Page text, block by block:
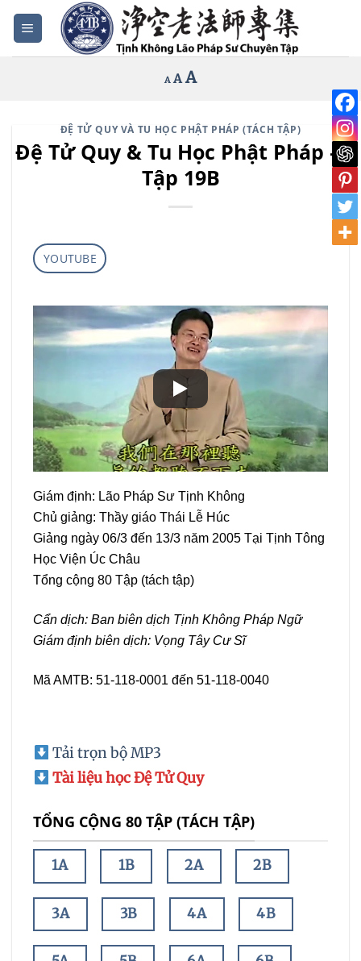
Bỏ
qua
nội
A Decrease
size.
A Reset
size.
A
size.
ĐỆ TỬ QUY VÀ TU HỌC PHẬT PHÁP (TÁCH TẬP)
Đệ Tử Quy & Tu Học Phật Pháp –
Tập 19B
YOUTUBE
Giám định: Lão Pháp Sư Tịnh Không
Chủ giảng: Thầy giáo Thái Lễ Húc
Giảng ngày 06/3 đến 13/3 năm 2005 Tại Tịnh Tông
Học Viện Úc Châu
Tổng cộng 80 Tập (tách tập)
Cẩn dịch: Ban biên dịch Tịnh Không Pháp Ngữ
Giám định biên dịch: Vọng Tây Cư Sĩ
Mã AMTB: 51-118-0001 đến 51-118-0040
Tải trọn bộ MP3
Tài liệu học Đệ Tử Quy
TỔNG CỘNG 80 TẬP (TÁCH TẬP)
1A 1B 2A 2B
3A 3B 4A 4B